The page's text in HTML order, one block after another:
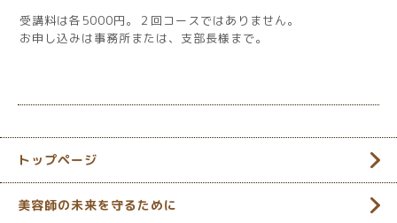
受講料は各5000円。２回コースではありません。
お申し込みは事務所または、支部長様まで。
トップページ
美容師の未来を守るために